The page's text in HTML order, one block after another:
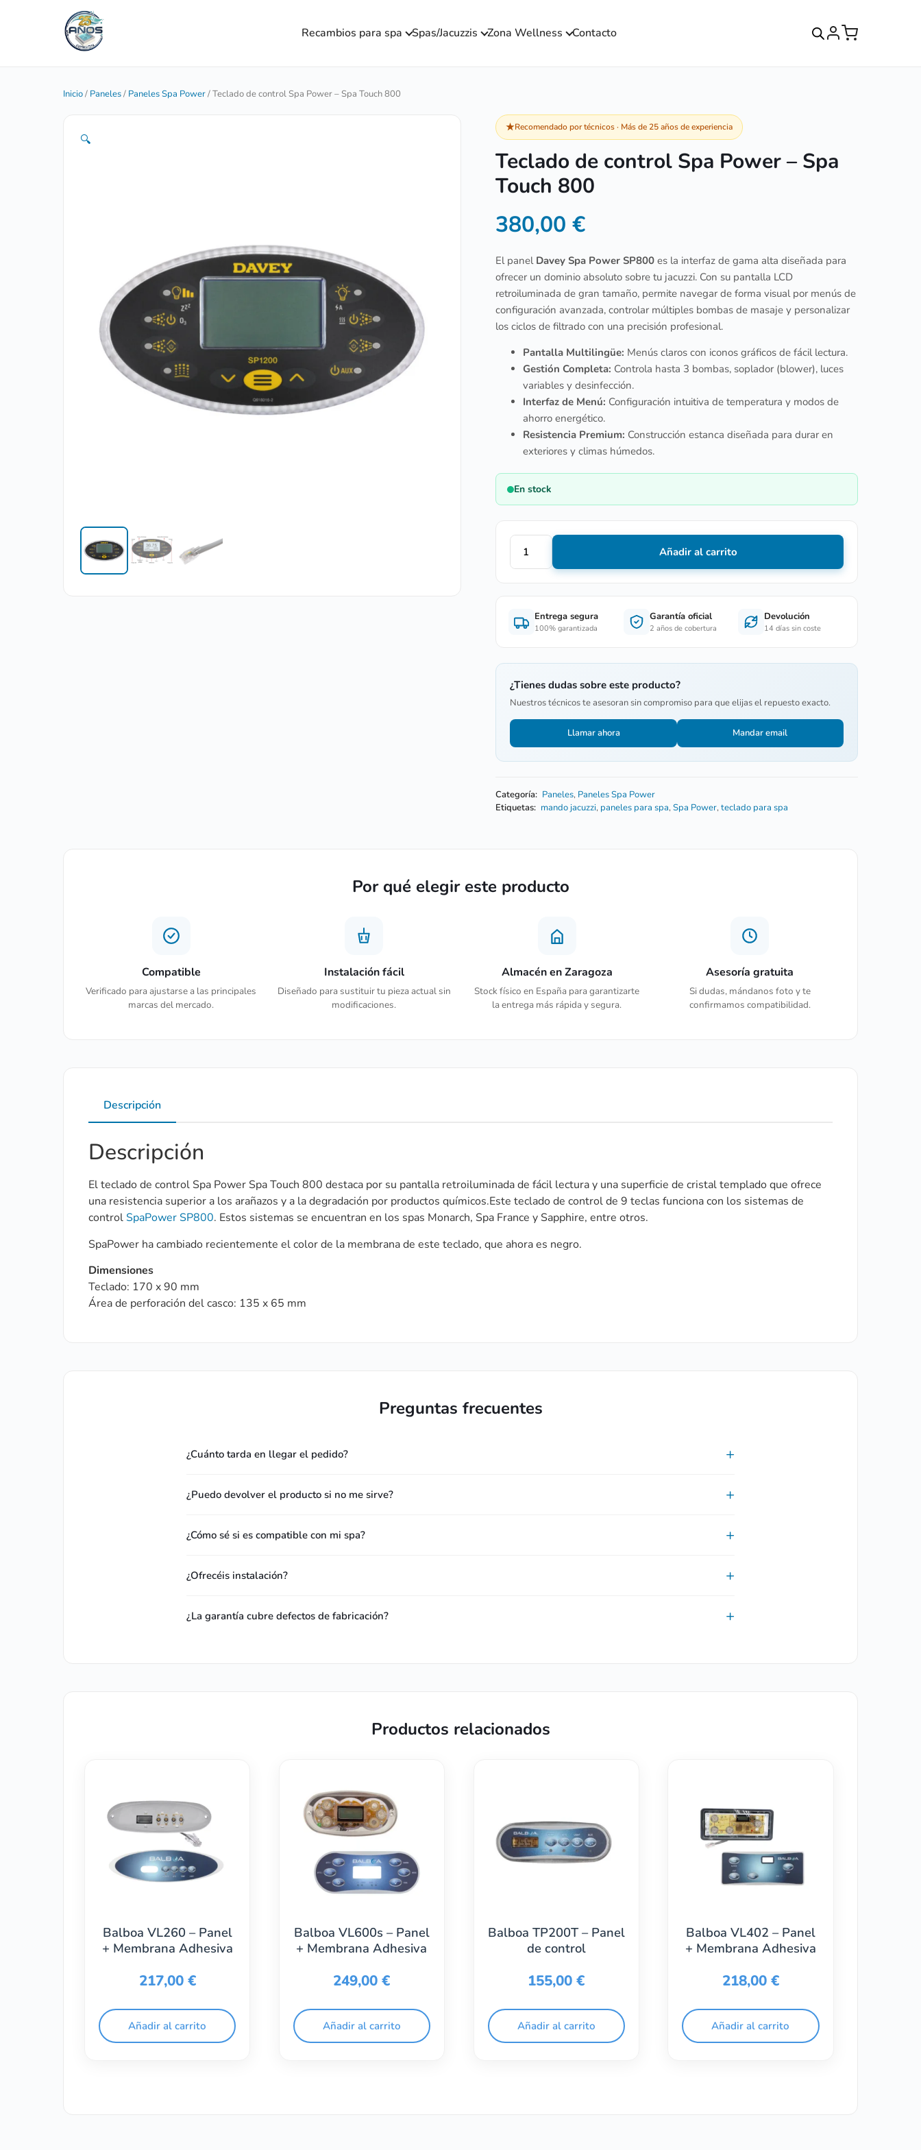
Recambios para spa Spas/Jacuzzis Zona Wellness Contacto
Inicio/ Paneles/ Paneles Spa Power/ Teclado de control Spa Power – Spa Touch 800
🔍
★Recomendado por técnicos · Más de 25 años de experiencia
Teclado de control Spa Power – Spa
Touch 800
380,00€
El panel Davey Spa Power SP800 es la interfaz de gama alta diseñada para
ofrecer un dominio absoluto sobre tu jacuzzi. Con su pantalla LCD
retroiluminada de gran tamaño, permite navegar de forma visual por menús de
configuración avanzada, controlar múltiples bombas de masaje y personalizar
los ciclos de filtrado con una precisión profesional.
Pantalla Multilingüe: Menús claros con iconos gráficos de fácil lectura.
Gestión Completa: Controla hasta 3 bombas, soplador (blower), luces
variables y desinfección.
Interfaz de Menú: Configuración intuitiva de temperatura y modos de
ahorro energético.
Resistencia Premium: Construcción estanca diseñada para durar en
exteriores y climas húmedos.
En stock
Añadir al carrito
Entrega segura
100% garantizada
Garantía oficial
2 años de cobertura
Devolución
14 días sin coste
¿Tienes dudas sobre este producto?
Nuestros técnicos te asesoran sin compromiso para que elijas el repuesto exacto.
Llamar ahora Mandar email
Categoría: Paneles, Paneles Spa Power
Etiquetas: mando jacuzzi, paneles para spa,Spa Power,teclado para spa
Por qué elegir este producto
Compatible
Verificado para ajustarse a las principales
marcas del mercado.
Instalación fácil
Diseñado para sustituir tu pieza actual sin
modificaciones.
Almacén en Zaragoza
Stock físico en España para garantizarte
la entrega más rápida y segura.
Asesoría gratuita
Si dudas, mándanos foto y te
confirmamos compatibilidad.
Descripción
Descripción
El teclado de control Spa Power Spa Touch 800 destaca por su pantalla retroiluminada de fácil lectura y una superficie de cristal templado que ofrece
una resistencia superior a los arañazos y a la degradación por productos químicos.Este teclado de control de 9 teclas funciona con los sistemas de
controlSpaPower SP800. Estos sistemas se encuentran en los spas Monarch, Spa France y Sapphire, entre otros.
SpaPower ha cambiado recientemente el color de la membrana de este teclado, que ahora es negro.
Dimensiones
Teclado: 170 x 90 mm
Área de perforación del casco: 135 x 65 mm
Preguntas frecuentes
¿Cuánto tarda en llegar el pedido?
¿Puedo devolver el producto si no me sirve?
¿Cómo sé si es compatible con mi spa?
¿Ofrecéis instalación?
¿La garantía cubre defectos de fabricación?
Productos relacionados
Balboa VL260 – Panel
+ Membrana Adhesiva
217,00 €
Añadir al carrito
Balboa VL600s – Panel
+ Membrana Adhesiva
249,00€
Añadir al carrito
Balboa TP200T – Panel
de control
155,00€
Añadir al carrito
Balboa VL402 – Panel
+ Membrana Adhesiva
218,00 €
Añadir al carrito